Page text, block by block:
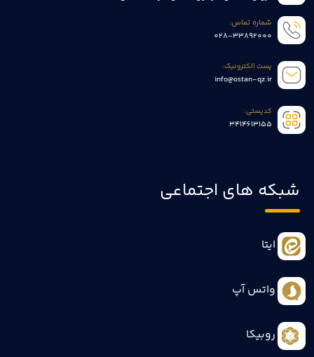
شماره تماس:
028-33892000
پست الکترونیک:
info@ostan-qz.ir
کدپستی:
3414613155
شبکه های اجتماعی
ایتا
واتس آپ
روبیکا